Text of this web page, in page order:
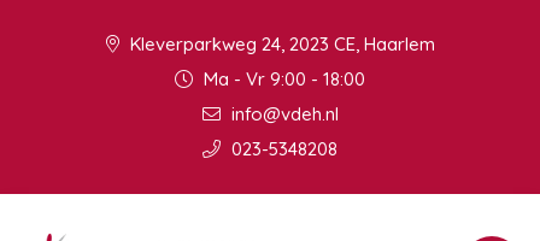
Kleverparkweg 24, 2023 CE, Haarlem
Ma - Vr 9:00 - 18:00
info@vdeh.nl
023-5348208